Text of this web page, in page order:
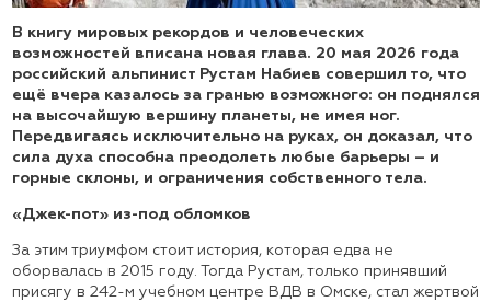
В книгу мировых рекордов и человеческих
возможностей вписана новая глава. 20 мая 2026 года
российский альпинист Рустам Набиев совершил то, что
ещё вчера казалось за гранью возможного: он поднялся
на высочайшую вершину планеты, не имея ног.
Передвигаясь исключительно на руках, он доказал, что
сила духа способна преодолеть любые барьеры – и
горные склоны, и ограничения собственного тела.
«Джек-пот» из-под обломков
За этим триумфом стоит история, которая едва не
оборвалась в 2015 году. Тогда Рустам, только принявший
присягу в 242-м учебном центре ВДВ в Омске, стал жертвой